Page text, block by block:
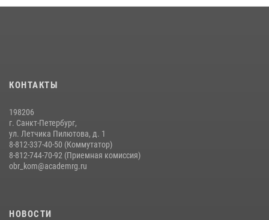
КОНТАКТЫ
198206
г. Санкт-Петербург,
ул. Летчика Пилютова, д. 1
8-812-337-40-50 (Коммутатор)
8-812-744-70-92 (Приемная комиссия)
obr_kom@academrg.ru
НОВОСТИ